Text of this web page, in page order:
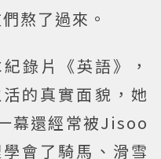
熬了過來。
錄片《英語》，
的真實面貌，她
幕還經常被Jisoo
會了騎馬、滑雪